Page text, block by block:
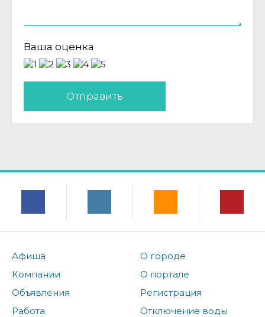
Ваша оценка
Отправить
Афиша
Компании
Объявления
Работа
О городе
О портале
Регистрация
Отключение воды